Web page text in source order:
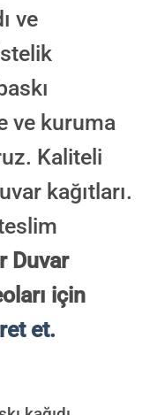
VER
GEÇILECEK
ve
ve kuruma
Kaliteli
kağıtları.
Duvar
için
et.